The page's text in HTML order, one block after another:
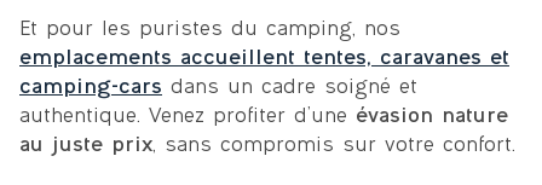
Et pour les puristes du camping, nos
emplacements accueillent tentes, caravanes et
camping-cars dans un cadre soigné et
authentique. Venez profiter d’une évasion nature
au juste prix , sans compromis sur votre confort.